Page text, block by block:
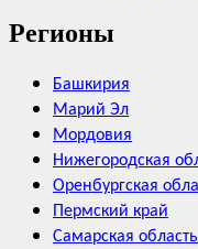
Регионы
Башкирия
Марий Эл
Мордовия
Нижегородская
Оренбургская
Пермский край
Самарская область